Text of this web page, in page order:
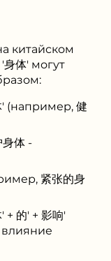
китайском
体' могут
' (например, 健
体 -
紧张的身
的' + 影响'
влияние